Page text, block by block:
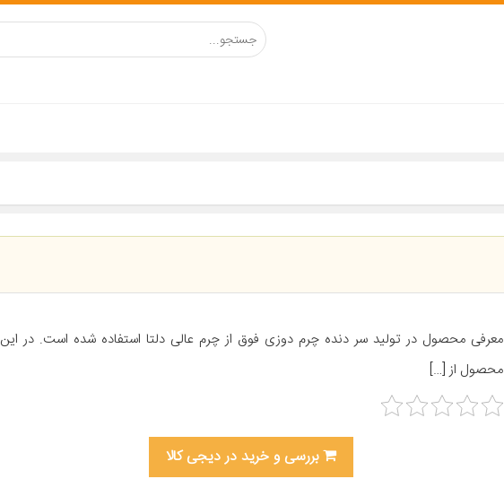
معرفی محصول در تولید سر دنده چرم دوزی فوق از چرم عالی دلتا استفاده شده است. در این
محصول از […]
بررسی و خرید در دیجی کالا